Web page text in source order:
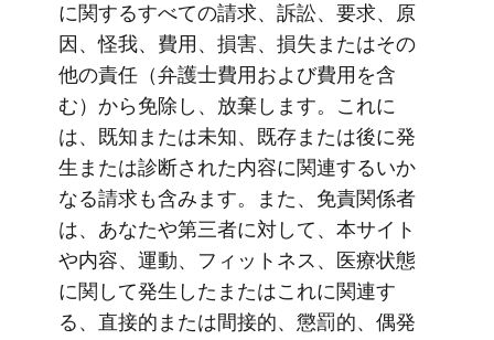
に関するすべての請求、訴訟、要求、原
因、怪我、費用、損害、損失またはその
他の責任（弁護士費用および費用を含
む）から免除し、放棄します。これに
は、既知または未知、既存または後に発
生または診断された内容に関連するいか
なる請求も含みます。また、免責関係者
は、あなたや第三者に対して、本サイト
や内容、運動、フィットネス、医療状態
に関して発生したまたはこれに関連す
る、直接的または間接的、懲罰的、偶発